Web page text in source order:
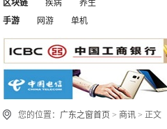
区块链
疾病
养生
手游
网游 单机
您的位置： 广东之窗首页 > 商讯 > 正文